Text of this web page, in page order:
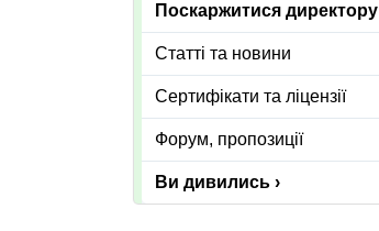
Поскаржитися директору
Статті та новини
Сертифікати та ліцензії
Форум, пропозиції
Ви дивились ›